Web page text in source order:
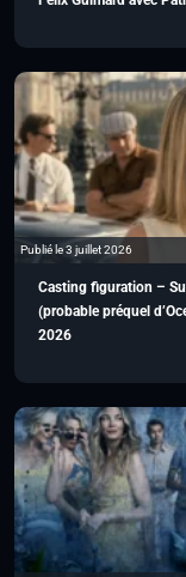
Publié le 3 juillet 2026
Casting figuration –
(probable préquel
2026